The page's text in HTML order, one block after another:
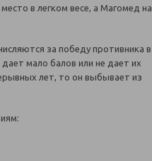
в легком весе, а Магомед на
за победу противника в
мало балов или не дает их
лет, то он выбывает из